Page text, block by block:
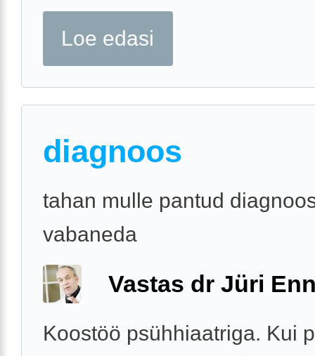
Loe edasi
diagnoos
tahan mulle pantud
vabaneda
Vastas dr Jüri
Koostöö psühhiaatriga. Kui